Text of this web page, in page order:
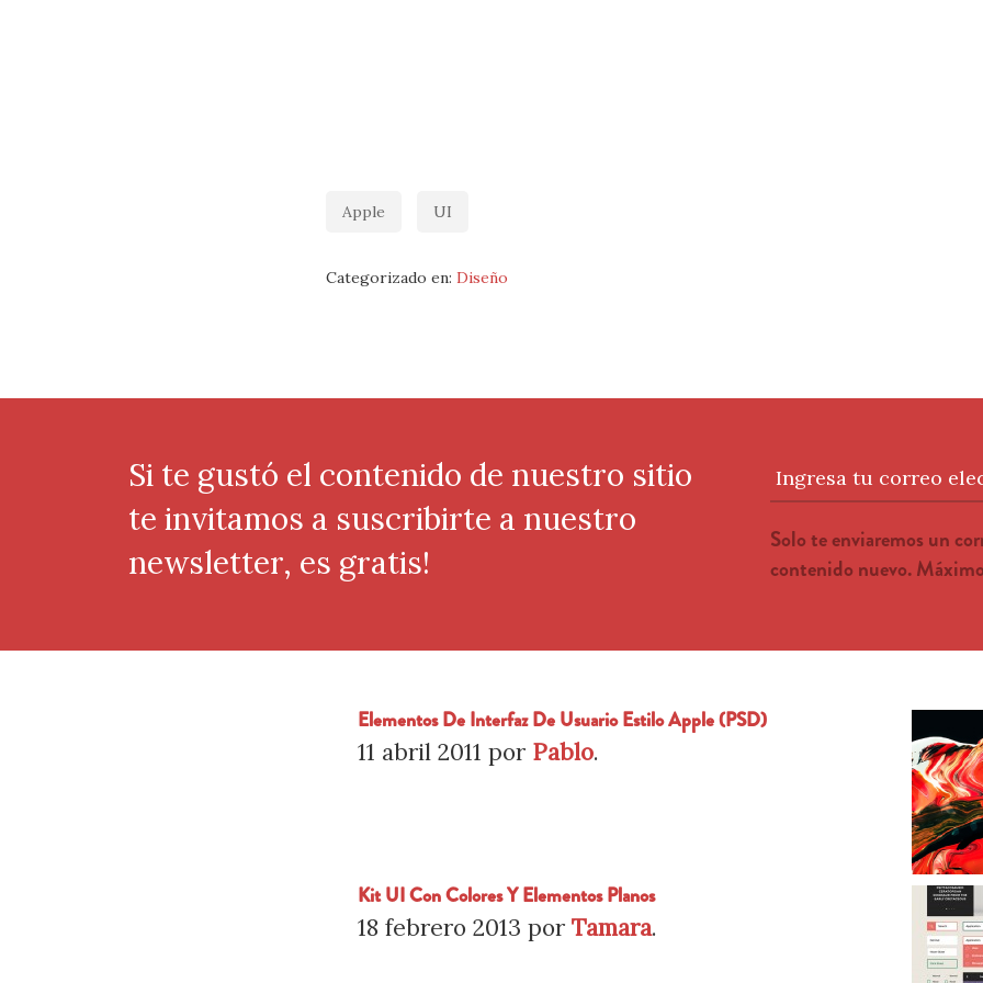
Apple UI
Categorizado en: Diseño
Si te gustó el contenido de nuestro sitio
te invitamos a suscribirte a nuestro
newsletter, es gratis!
Ingresa tu correo
Solo te enviaremos un
contenido nuevo.
Elementos De Interfaz De Usuario Estilo Apple (PSD)
11 abril 2011 por Pablo.
Kit UI Con Colores Y Elementos Planos
18 febrero 2013 porTamara.